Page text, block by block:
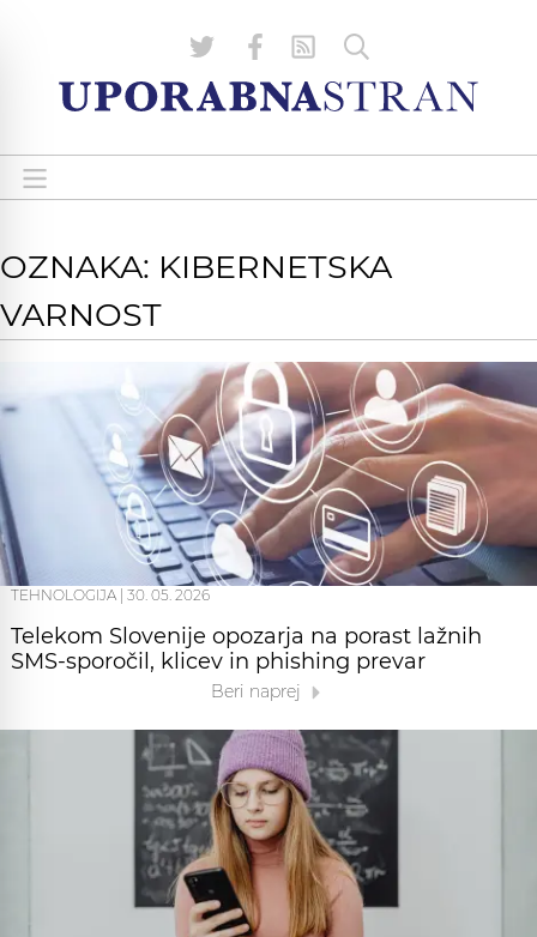
OZNAKA: KIBERNETSKA
VARNOST
TEHNOLOGIJA 30. 05. 2026
Telekom Slovenije opozarja na porast lažnih
SMS-sporočil, klicev in phishing prevar
Beri naprej